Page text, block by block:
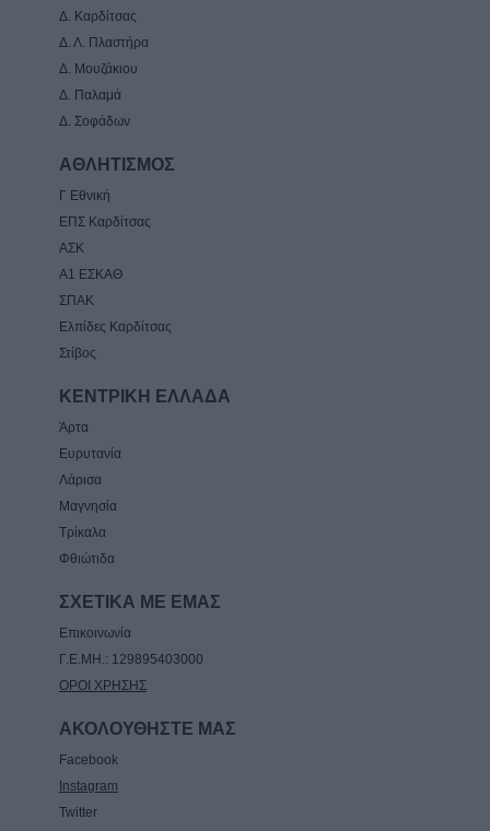
Δ. Καρδίτσας
Δ. Λ. Πλαστήρα
Δ. Μουζάκιου
Δ. Παλαμά
Δ. Σοφάδων
ΑΘΛΗΤΙΣΜΟΣ
Γ Εθνική
ΕΠΣ Καρδίτσας
ΑΣΚ
Α1 ΕΣΚΑΘ
ΣΠΑΚ
Ελπίδες Καρδίτσας
Στίβος
ΚΕΝΤΡΙΚΗ ΕΛΛΑΔΑ
Άρτα
Ευρυτανία
Λάρισα
Μαγνησία
Τρίκαλα
Φθιώτιδα
ΣΧΕΤΙΚΑ ΜΕ ΕΜΑΣ
Επικοινωνία
Γ.Ε.ΜΗ.: 129895403000
ΟΡΟΙ ΧΡΗΣΗΣ
ΑΚΟΛΟΥΘΗΣΤΕ ΜΑΣ
Facebook
Instagram
Twitter